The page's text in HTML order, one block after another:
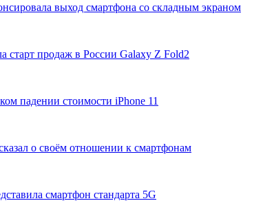
выход смартфона со складным экраном
старт продаж в России Galaxy Z Fold2
падении стоимости iPhone 11
о своём отношении к смартфонам
смартфон стандарта 5G